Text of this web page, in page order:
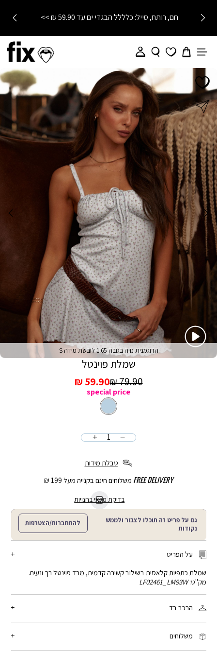
חם, רותח, סייל: כלללל הבגדי ים עד 59.90 ₪ >>
שמלת פוינטל
מחיר
מכירה
59.90 ₪
מחיר
רגיל
79.90 ₪
special price
טבלת מידות
FREE DELIVERY משלוחים חינם בקנייה מעל 199 ₪
בדיקת מלאי בחנויות
גם על פריט זה תוכלו לצבור ולממש
נקודות
להתחברות/הצטרפות
על הפריט
הרכב בד
משלוחים
שמלת כתפיות קלאסית בשילוב קשירה קדמית, מבד פוינטל רך ונעים.
מק"ט: LF02461_LM93W
הדוגמנית נויה בגובה 1.65 לובשת מידה S